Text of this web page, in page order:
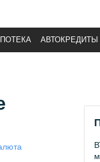
АВТОКРЕДИТЫ